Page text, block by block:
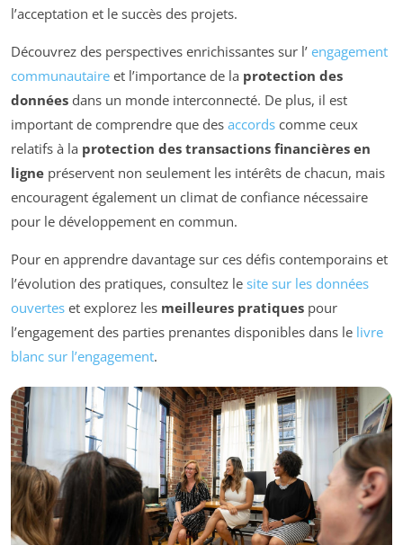
l’acceptation et le succès des projets.
Découvrez des perspectives enrichissantes sur l’ engagement
communautaire et l’importance de la protection des
données dans un monde interconnecté. De plus, il est
important de comprendre que des accords comme ceux
relatifs à la protection des transactions financières en
ligne préservent non seulement les intérêts de chacun, mais
encouragent également un climat de confiance nécessaire
pour le développement en commun.
Pour en apprendre davantage sur ces défis contemporains et
l’évolution des pratiques, consultez le site sur les données
ouvertes et explorez les meilleures pratiques pour
l’engagement des parties prenantes disponibles dans le livre
blanc sur l’engagement.